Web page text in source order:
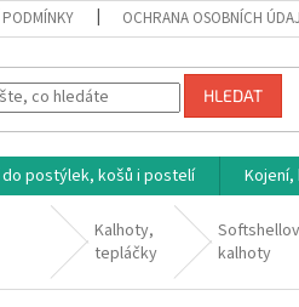
OCHRANA OSOBNÍCH
HLEDAT
do postýlek, košů i postelí Kojení,
Kalhoty,
tepláčky
kalhoty